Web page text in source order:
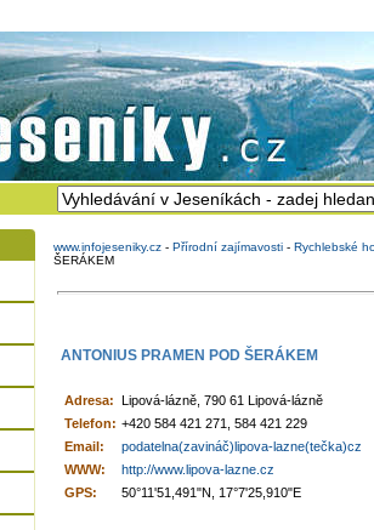
www.infojeseniky.cz - Přírodní zajímavosti - Rychlebské
ŠERÁKEM
ANTONIUS PRAMEN POD ŠERÁKEM
Adresa: Lipová-lázně, 790 61 Lipová-lázně
Telefon: +420 584 421 271, 584 421 229
Email:
podatelna(zavináč)lipova-lazne(tečka)cz
WWW:
http://www.lipova-lazne.cz
GPS:
50°11'51,491"N, 17°7'25,910"E